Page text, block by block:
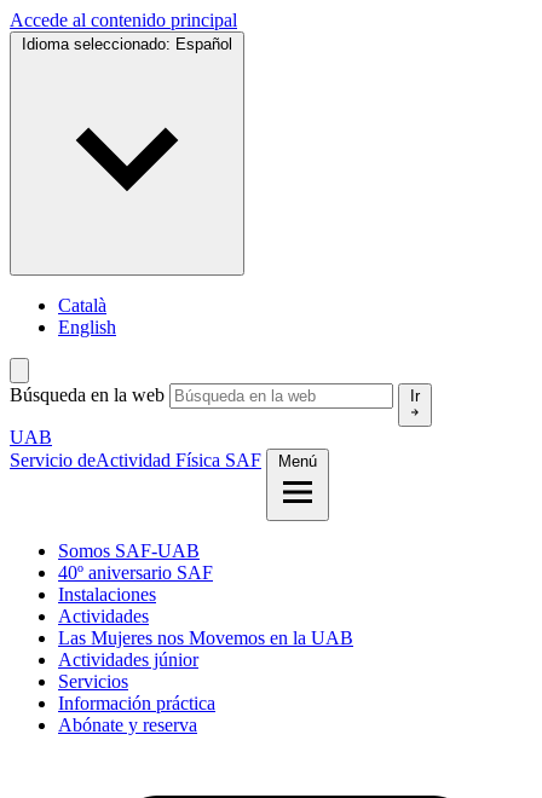
Accede al contenido principal
Idioma seleccionado: Español
Català
English
Búsqueda en la web Ir
UAB
Servicio deActividad Física SAF Menú
Somos SAF-UAB
40º aniversario SAF
Instalaciones
Actividades
Las Mujeres nos Movemos en la UAB
Actividades júnior
Servicios
Información práctica
Abónate y reserva